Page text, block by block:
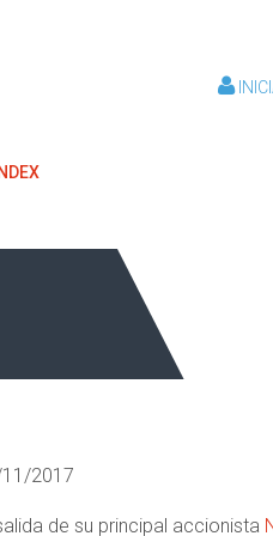
2017
de su principal accionista